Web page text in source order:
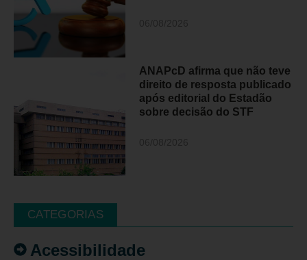
ANAPcD afirma que não teve
direito de resposta publicado
após editorial do Estadão
sobre decisão do STF
CATEGORIAS
Acessibilidade